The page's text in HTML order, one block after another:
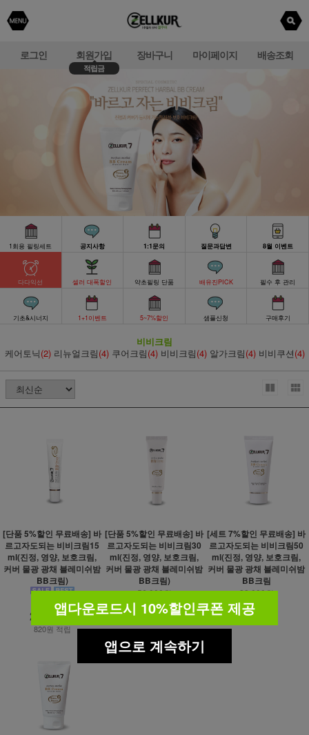
로그인 회원가입
적립금
장바구니 마이페이지 배송조회
1회용 필링세트 공지사항 1:1문의 질문과답변 8월 이벤트
다다익선 셀러 대폭할인 약초필링 단품 배유진PICK 필수 후 관리
기초&시너지 1+1이벤트 5~7%할인 샘플신청 구매후기
비비크림
케어토닉(2) 리뉴얼크림(4) 쿠어크림(4) 비비크림(4) 알가크림(4) 비비쿠션(4)
[단품 5%할인 무료배송] 바
르고자도되는 비비크림15
ml(진정, 영양, 보호크림,
커버 물광 광채 블레미쉬밤
BB크림)
29,000원
27,600원
820원 적립
[단품 5%할인 무료배송] 바
르고자도되는 비비크림30
ml(진정, 영양, 보호크림,
커버 물광 광채 블레미쉬밤
BB크림)
56,000원
53,200원
1,590원 적립
[세트 7%할인 무료배송] 바
르고자도되는 비비크림50
ml(진정, 영양, 보호크림,
커버 물광 광채 블레미쉬밤
BB크림
88,000원
83,600원
2,500원 적립
앱다운로드시 10%할인쿠폰 제공
앱으로 계속하기